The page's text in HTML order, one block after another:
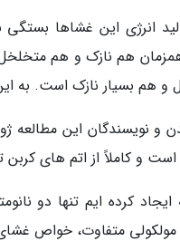
انرژی این غشاها
هم نازک و هم
بسیار نازک است. به این
و نویسندگان این مطالعه
و کاملاً از اتم های
کرده ایم تنها دو
متفاوت، خواص